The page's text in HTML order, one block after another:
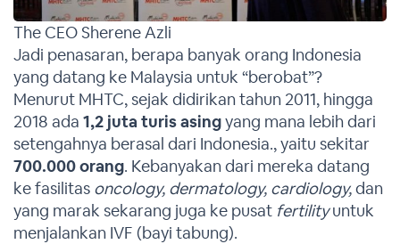
The CEO Sherene Azli
Jadi penasaran, berapa banyak orang Indonesia
yang datang ke Malaysia untuk “berobat”?
Menurut MHTC, sejak didirikan tahun 2011, hingga
2018 ada 1,2 juta turis asingyang mana lebih dari
setengahnya berasal dari Indonesia., yaitu sekitar
700.000 orang. Kebanyakan dari mereka datang
ke fasilitas oncology, dermatology, cardiology,dan
yang marak sekarang juga ke pusat fertilityuntuk
menjalankan IVF (bayi tabung).